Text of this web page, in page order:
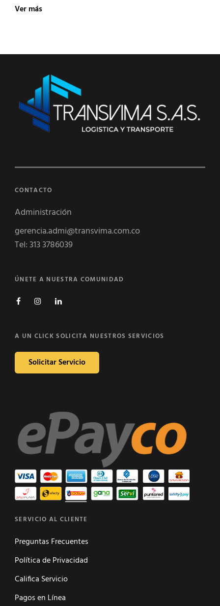
Ver másLas
el
desarrollo
económico
y
social
CONTACTO
Administración
gerencia.admi@transvima.com.co
Tel: 313 3786039
ÚNETE A NUESTRA COMUNIDAD
FacebookInstagramLinkedin
A UN CLICK SOLICITA NUESTROS SERVICIOS
Solicitar Servicio
SERVICIO AL CLIENTE
Preguntas Frecuentes
Política de Privacidad
Califica Servicio
Pagos en Línea